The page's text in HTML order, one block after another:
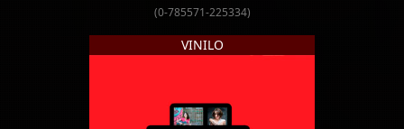
(0-785571-225334)
VINILO